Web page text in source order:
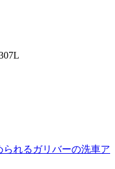
られるガリバーの洗車ア